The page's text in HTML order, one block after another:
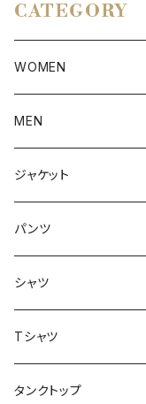
CATEGORY
WOMEN
アウター
ボトムス
トップス
MEN
アウター
インナー
ボトムス
ジャケット
トップス
ジャケット
パンツ
シャツ
Tシャツ
タンクトップ